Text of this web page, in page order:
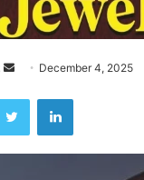
n
d
a
December 4, 2025